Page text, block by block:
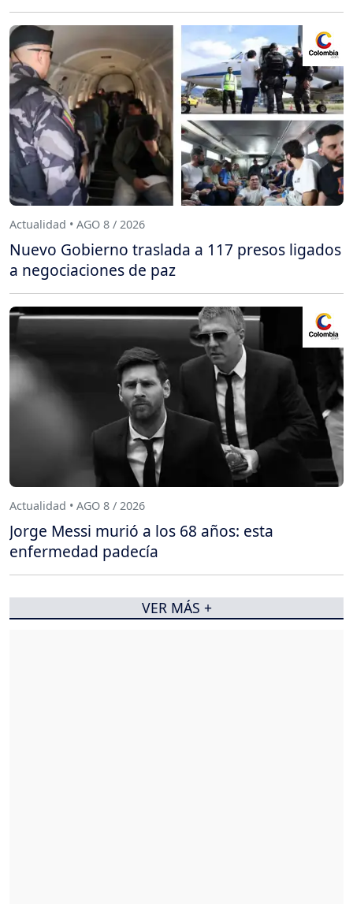
Actualidad • AGO 8 / 2026
Nuevo Gobierno traslada a 117 presos ligados
a negociaciones de paz
Actualidad • AGO 8 / 2026
Jorge Messi murió a los 68 años: esta
enfermedad padecía
VER MÁS +